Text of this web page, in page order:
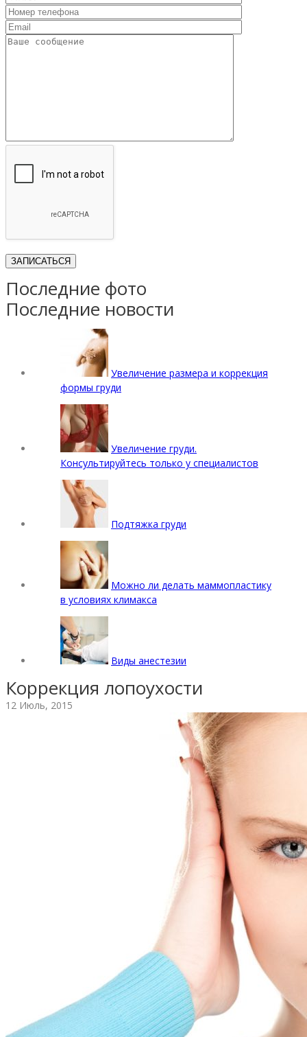
Последние фото
Последние новости
Увеличение размера и коррекция
формы груди
Увеличение груди.
Консультируйтесь только у специалистов
Подтяжка груди
Можно ли делать маммопластику
в условиях климакса
Виды анестезии
Коррекция лопоухости
12 Июль, 2015